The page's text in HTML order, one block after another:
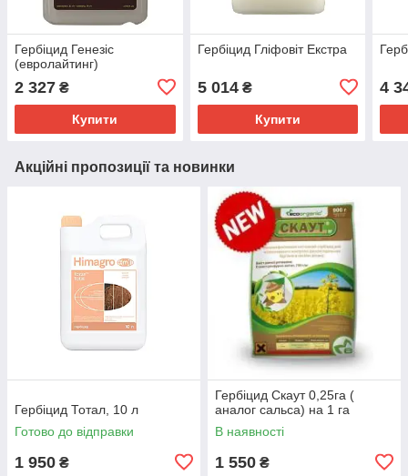
Гербіцид Генезіс
(евролайтинг)
2 327 ₴
Купити
Гербіцид Гліфовіт Екстра
5 014₴
Купити
4
Акційні пропозиції та новинки
Гербіцид Тотал, 10 л
Готово до відправки
1 950 ₴
Гербіцид Скаут 0,25га (
аналог сальса) на 1 га
В наявності
1 550 ₴